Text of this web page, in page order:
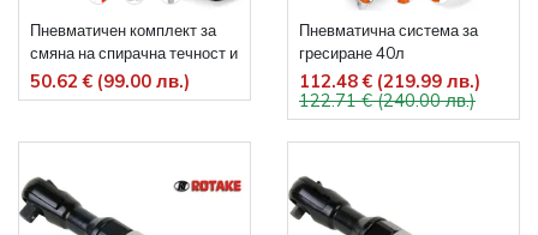
Пневматичен комплект за
смяна на спирачна течност и
обезвъздушаване на
спирачки и съединители
50.62 € (99.00 лв.)
Пневматична система за
гресиране 40л
112.48 € (219.99 лв.)
122.71 € (240.00 лв.)